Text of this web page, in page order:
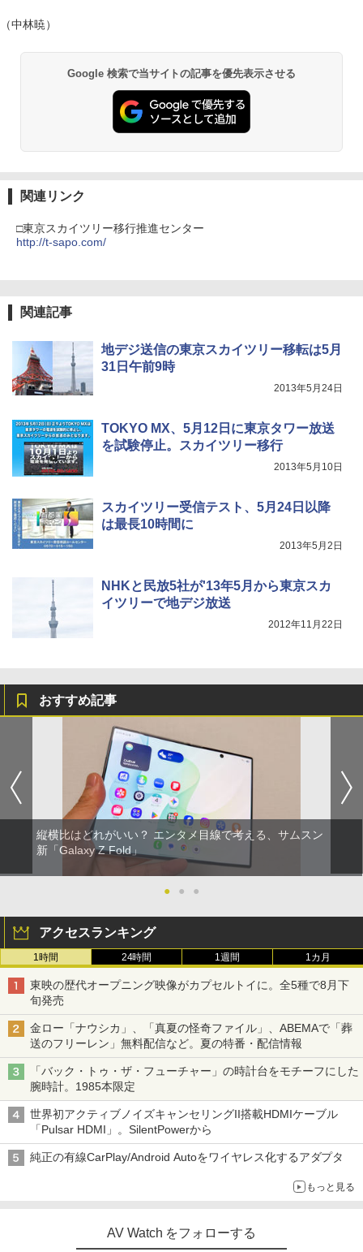
（中林暁）
Google 検索で当サイトの記事を優先表示させる
関連リンク
□東京スカイツリー移行推進センター
http://t-sapo.com/
関連記事
地デジ送信の東京スカイツリー移転は5月
31日午前9時
2013年5月24日
TOKYO MX、5月12日に東京タワー放送
を試験停止。スカイツリー移行
2013年5月10日
スカイツリー受信テスト、5月24日以降
は最長10時間に
2013年5月2日
NHKと民放5社が'13年5月から東京スカ
イツリーで地デジ放送
2012年11月22日
おすすめ記事
縦横比はどれがいい？ エンタメ目線で考える、サムスン
新「Galaxy Z Fold」
● ● ●
アクセスランキング
1時間 24時間 1週間 1カ月
東映の歴代オープニング映像がカプセルトイに。全5種で8月下
旬発売
金ロー「ナウシカ」、「真夏の怪奇ファイル」、ABEMAで「葬
送のフリーレン」無料配信など。夏の特番・配信情報
「バック・トゥ・ザ・フューチャー」の時計台をモチーフにした
腕時計。1985本限定
世界初アクティブノイズキャンセリングII搭載HDMIケーブル
「Pulsar HDMI」。SilentPowerから
純正の有線CarPlay/Android Autoをワイヤレス化するアダプタ
もっと見る
AV Watch をフォローする